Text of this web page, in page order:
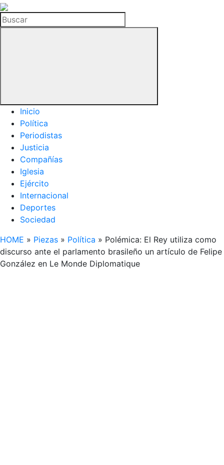
La
Hemeroteca
del
Buscar
Inicio
Política
Periodistas
Justicia
Compañías
Iglesia
Ejército
Internacional
Deportes
Sociedad
HOME » Piezas » Política » Polémica: El Rey utiliza como
discurso ante el parlamento brasileño un artículo de Felipe
González en Le Monde Diplomatique